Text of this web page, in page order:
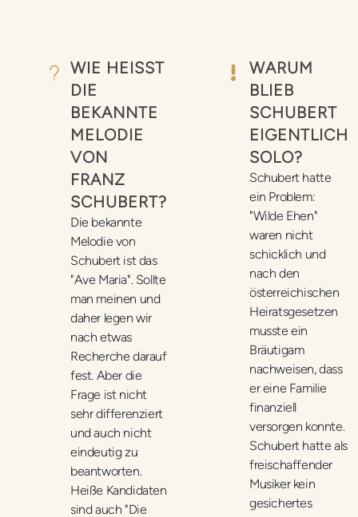
WIE HEISST D
IE B
EKANNTE M
ELODIE V
ON F
RANZ S
CHUBERT?
Die bekannte
Melodie von
Schubert ist das
"Ave Maria". Sollte
man meinen und
daher legen wir
nach etwas
Recherche darauf
fest. Aber die
Frage ist nicht
sehr differenziert
und auch nicht
eindeutig zu
beantworten.
Heiße Kandidaten
sind auch "Die
WARUM
BLIEB
SCHUBERT
EIGENTLICH
SOLO?
Schubert hatte
ein Problem:
"Wilde Ehen"
waren nicht
schicklich und
nach den
österreichischen
Heiratsgesetzen
musste ein
Bräutigam
nachweisen, dass
er eine Familie
finanziell
versorgen konnte.
Schubert hatte als
freischaffender
Musiker kein
gesichertes